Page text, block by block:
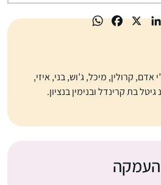
קרולין, מיכל, ג’וש, בני, איזי,
גיטל בת קרינדל ובנימין בנציון.
העמקה